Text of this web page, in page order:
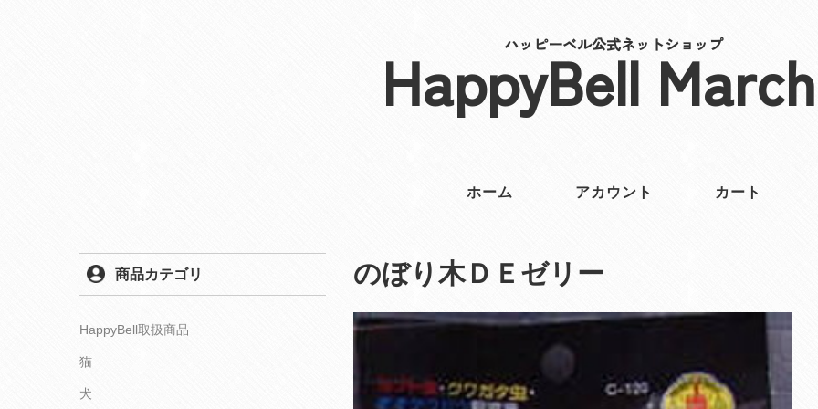
ハッピーベル公式ネットショップ
HappyBell
ホーム アカウント カート
のぼり木ＤＥゼリー
商品カテゴリ
HappyBell取扱商品
猫
犬